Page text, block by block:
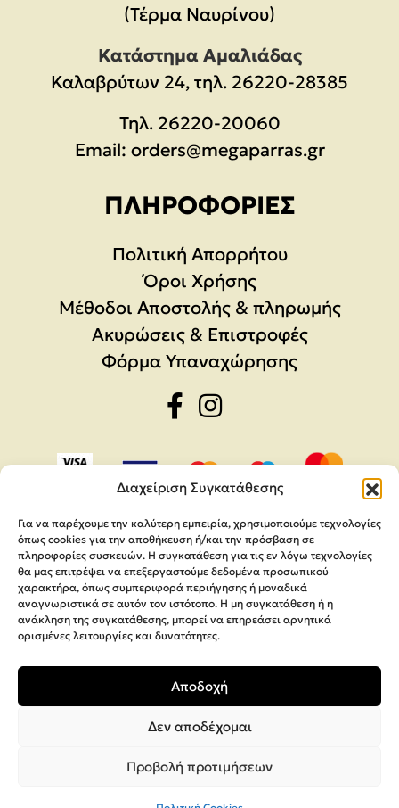
Διαχείριση Συγκατάθεσης
Για να παρέχουμε την καλύτερη εμπειρία, χρησιμοποιούμε τεχνολογίες
όπως cookies για την αποθήκευση ή/και την πρόσβαση σε
πληροφορίες συσκευών. Η συγκατάθεση για τις εν λόγω τεχνολογίες
θα μας επιτρέψει να επεξεργαστούμε δεδομένα προσωπικού
χαρακτήρα, όπως συμπεριφορά περιήγησης ή μοναδικά
αναγνωριστικά σε αυτόν τον ιστότοπο. Η μη συγκατάθεση ή η
ανάκληση της συγκατάθεσης, μπορεί να επηρεάσει αρνητικά
ορισμένες λειτουργίες και δυνατότητες.
Αποδοχή
Δεν αποδέχομαι
Προβολή προτιμήσεων
(Τέρμα Ναυρίνου)
Κατάστημα Αμαλιάδας
Καλαβρύτων 24, τηλ. 26220-28385
Τηλ. 26220-20060
Email: orders@megaparras.gr
ΠΛΗΡΟΦΟΡΊΕΣ
Πολιτική Απορρήτου
Όροι Χρήσης
Μέθοδοι Αποστολής & πληρωμής
Ακυρώσεις & Επιστροφές
Φόρμα Υπαναχώρησης
Copyright 2026,
Κατασκευή Ιστοσελίδων Interactive Net Solutions